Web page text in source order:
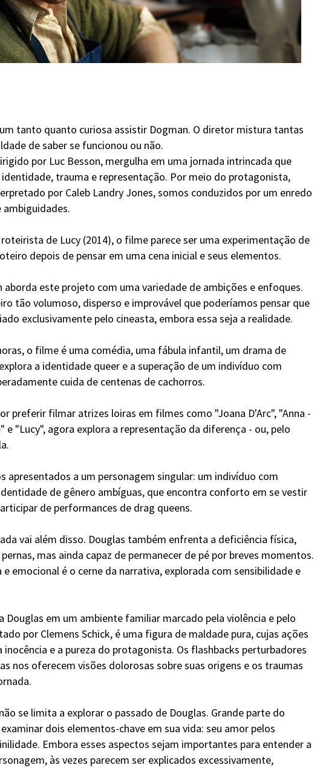
tanto quanto curiosa assistir Dogman. O diretor mistura tantas
de saber se funcionou ou não.
por Luc Besson, mergulha em uma jornada intrincada que
trauma e representação. Por meio do protagonista,
por Caleb Landry Jones, somos conduzidos por um enredo
ambiguidades.
de Lucy (2014), o filme parece ser uma experimentação de
depois de pensar em uma cena inicial e seus elementos.
aborda este projeto com uma variedade de ambições e enfoques.
tão volumoso, disperso e improvável que poderíamos pensar que
exclusivamente pelo cineasta, embora essa seja a realidade.
o filme é uma comédia, uma fábula infantil, um drama de
a identidade queer e a superação de um indivíduo com
cuida de centenas de cachorros.
preferir filmar atrizes loiras em filmes como "Joana D'Arc", "Anna -
e "Lucy", agora explora a representação da diferença - ou, pelo
apresentados a um personagem singular: um indivíduo com
de gênero ambíguas, que encontra conforto em se vestir
de performances de drag queens.
vai além disso. Douglas também enfrenta a deficiência física,
mas ainda capaz de permanecer de pé por breves momentos.
emocional é o cerne da narrativa, explorada com sensibilidade e
Douglas em um ambiente familiar marcado pela violência e pelo
por Clemens Schick, é uma figura de maldade pura, cujas ações
e a pureza do protagonista. Os flashbacks perturbadores
nos oferecem visões dolorosas sobre suas origens e os traumas
se limita a explorar o passado de Douglas. Grande parte do
dois elementos-chave em sua vida: seu amor pelos
Embora esses aspectos sejam importantes para entender a
às vezes parecem ser explicados excessivamente,